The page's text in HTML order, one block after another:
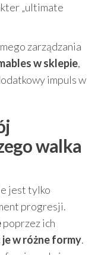
„ultimate
zarządzania
w sklepie,
impuls w
walka
jest tylko
progresji.
poprzez ich
w różne formy.